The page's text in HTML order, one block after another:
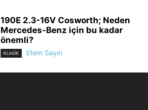
190E 2.3-16V Cosworth; Neden
Mercedes-Benz için bu kadar
önemli?
KLASİK Etem Sayın